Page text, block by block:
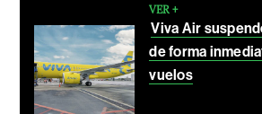
VER +
Viva Air
de forma
vuelos